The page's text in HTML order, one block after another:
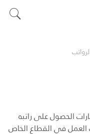
الحصول على راتبه
في القطاع الخاص